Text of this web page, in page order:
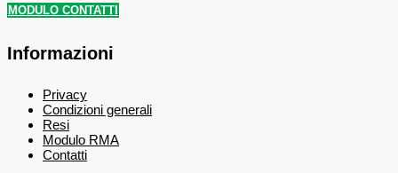
MODULO CONTATTI
Informazioni
Privacy
Condizioni generali
Resi
Modulo RMA
Contatti